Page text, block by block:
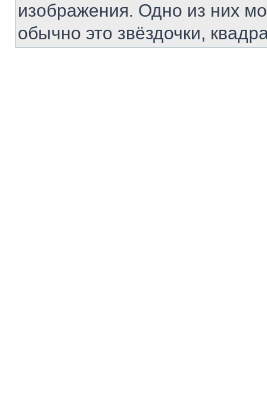
изображения. Одно из них
обычно это звёздочки,